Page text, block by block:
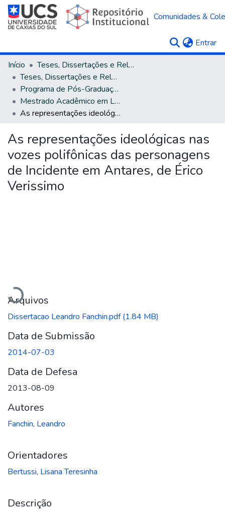
Comunidades &
Entrar
Início
Teses, Dissertações e Relatórios
Teses, Dissertações e Relatórios defendidos na UCS
Programa de Pós-Graduação em Letras
Mestrado Acadêmico em Letras e Cultura
As representações ideológicas nas vozes polifônicas das personagens de Incidente em Antares, de Érico Verissimo
As representações ideológicas nas
vozes polifônicas das personagens
de Incidente em Antares, de Érico
Verissimo
Carregando...
Arquivos
Dissertacao Leandro Fanchin.pdf(1.84 MB)
Data de Submissão
2014-07-03
Data de Defesa
2013-08-09
Autores
Fanchin, Leandro
Orientadores
Bertussi, Lisana Teresinha
Descrição